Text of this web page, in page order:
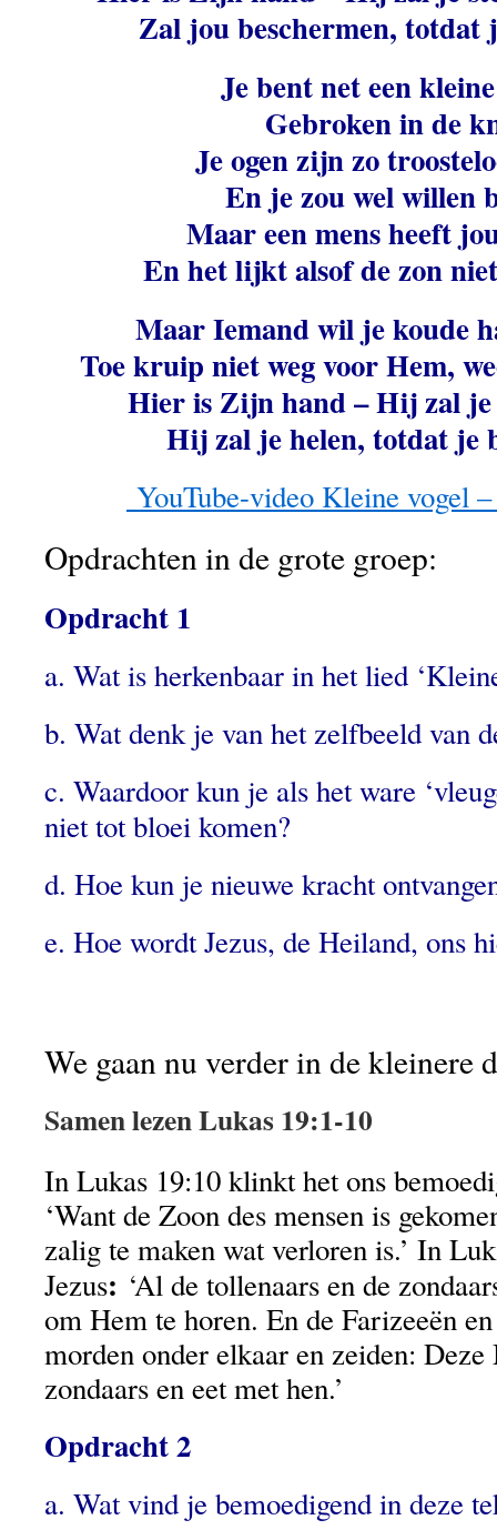
Zal jou beschermen, totdat
Je bent net een
Gebroken in de
Je ogen zijn zo
En je zou wel willen
Maar een mens heeft
En het lijkt alsof de zon
Maar Iemand wil je koude
Toe kruip niet weg voor Hem,
Hier is Zijn hand – Hij zal je
Hij zal je helen, totdat je
YouTube-video Kleine vogel
Opdrachten in de grote groep:
Opdracht 1
a. Wat is herkenbaar in het lied
b. Wat denk je van het zelfbeeld van
c. Waardoor kun je als het ware
niet tot bloei komen?
d. Hoe kun je nieuwe kracht
e. Hoe wordt Jezus, de Heiland, ons
We gaan nu verder in de kleinere
Samen lezen Lukas 19:1-10
In Lukas 19:10 klinkt het ons
‘Want de Zoon des mensen is
zalig te maken wat verloren is.’ In
Jezus: ‘Al de tollenaars en de
om Hem te horen. En de Farizeeën
morden onder elkaar en zeiden:
zondaars en eet met hen.’
Opdracht 2
a. Wat vind je bemoedigend in deze